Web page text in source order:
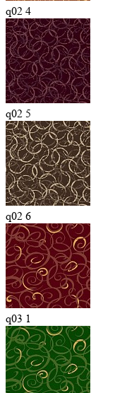
q02 4
q02 5
q02 6
q03 1